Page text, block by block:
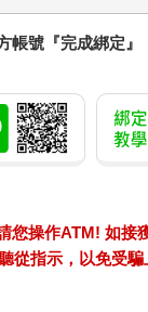
帳號『完成綁定』
您操作ATM! 如接
從指示，以免受騙